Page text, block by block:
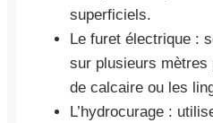
superficiels.
Le furet électrique :
sur plusieurs mètres
de calcaire ou les
L’hydrocurage :